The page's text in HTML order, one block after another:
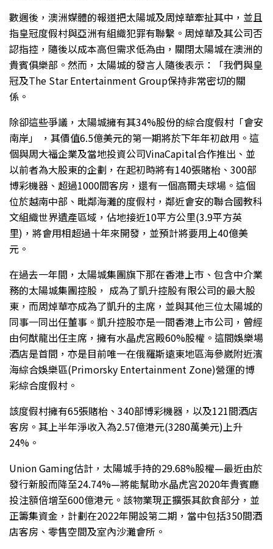
數週後，澳洲媒體的報道把太陽城及周焯華牽扯其中，並且
指皇冠度假村與亞洲有組織犯罪有聯繫。周焯華及其公司否
認指控，隨後以成本高但需求低為由，關閉太陽城在澳洲的
貴賓俱樂部。然而，太陽城的發言人隨後表示：「我們與皇
冠及The Star Entertainment Group保持非常密切的關
係。
除卻這些爭議，太陽城擁有其34%股份的綜合度假村「會安
南岸」 ，其價值6.5億美元的第一期將於下年年初啟用。這
個與周大福企業及當地投資公司VinaCapital合作推出、並
以前者為大股東的企劃，在起初時將有140張賭枱、300部
博彩機器、超過1000間客房，還有一個高爾夫球場。這個
位於越南中部、毗鄰海灘的度假村，鄰近會安的聯合國教科
文組織世界遺產區域，佔地接近10平方公里(3.9平方英
里)，將會用相超過十年來開發，並預計將要用上40億美
元。
在過去一年間，太陽城集團旗下那在香港上市、包含中介業
務的太陽城集團控股， 成為了凱升控股有限公司的最大股
東，而周焯華亦成為了凱升的主席，並與其他三位太陽城的
同事一同出任董事。凱升控股亦是一間香港上市公司，曾經
由何猷龍出任主席，擁有水晶虎宮殿60%股權。這間娛樂場
酒店是首間，亦是目前唯一在俄羅斯遠東地區海參崴附近濱
海綜合娛樂區(Primorsky Entertainment Zone)營運的博
彩綜合度假村。
該度假村擁有65張賭枱、340部博彩機器，以及121間酒店
客房。其上半年淨收入為2.57億港元(3280萬美元)上升
24%。
Union Gaming估計，太陽城手持的29.68%股權—最近由於
發行新股而降至24.74%—將能幫助水晶虎宮2020年貴賓廳
投注額倍增至600億港元。該物業現正擴張其飲食部分，並
正籌集資金，計劃在2022年開設第二期，當中包括350間酒
店客房、零售空間及室內沙灘會所。